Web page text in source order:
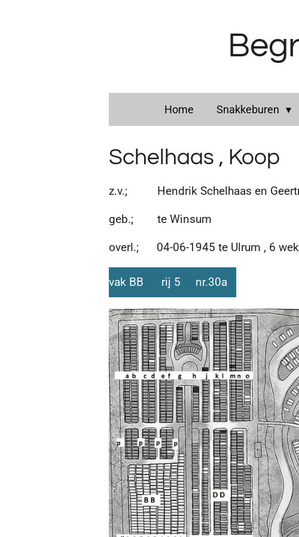
Home Snakkeburen
Schelhaas , Koop
z.v.; Hendrik Schelhaas en
geb.; te Winsum
overl.; 04-06-1945 te Ulrum , 6
vak BB rij 5 nr.30a